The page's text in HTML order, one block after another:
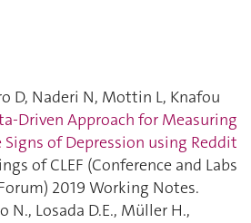
D, Naderi N, Mottin L, Knafou
Driven Approach for Measuring
of Depression using Reddit
of CLEF (Conference and Labs
2019 Working Notes.
N., Losada D.E., Müller H.,